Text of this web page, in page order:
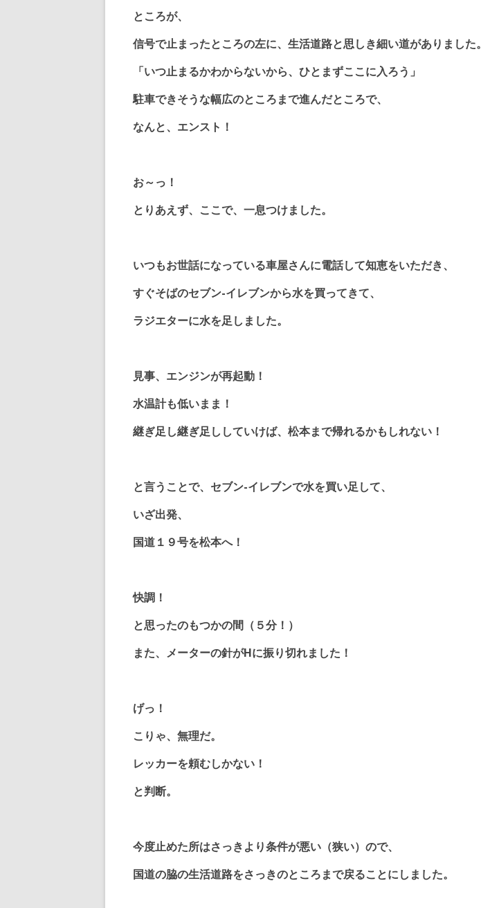
ところが、
信号で止まったところの左に、生活道路と思しき細い道がありました。
「いつ止まるかわからないから、ひとまずここに入ろう」
駐車できそうな幅広のところまで進んだところで、
なんと、エンスト！
お～っ！
とりあえず、ここで、一息つけました。
いつもお世話になっている車屋さんに電話して知恵をいただき、
すぐそばのセブン-イレブンから水を買ってきて、
ラジエターに水を足しました。
見事、エンジンが再起動！
水温計も低いまま！
継ぎ足し継ぎ足ししていけば、松本まで帰れるかもしれない！
と言うことで、セブン-イレブンで水を買い足して、
いざ出発、
国道１９号を松本へ！
快調！
と思ったのもつかの間（５分！）
また、メーターの針がHに振り切れました！
げっ！
こりゃ、無理だ。
レッカーを頼むしかない！
と判断。
今度止めた所はさっきより条件が悪い（狭い）ので、
国道の脇の生活道路をさっきのところまで戻ることにしました。